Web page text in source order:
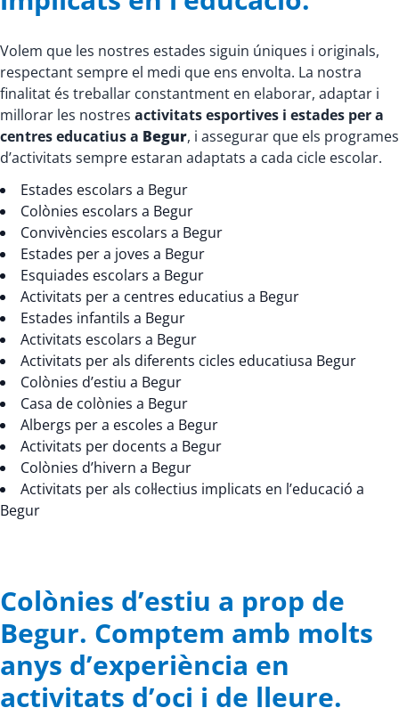
Volem que les nostres estades siguin úniques i originals,
respectant sempre el medi que ens envolta. La nostra
finalitat és treballar constantment en elaborar, adaptar i
millorar les nostres activitats esportives i estades per a
centres educatius a Begur, i assegurar que els programes
d’activitats sempre estaran adaptats a cada cicle escolar.
Estades escolars a Begur
Colònies escolars a Begur
Convivències escolars a Begur
Estades per a joves a Begur
Esquiades escolars a Begur
Activitats per a centres educatius a Begur
Estades infantils a Begur
Activitats escolars a Begur
Activitats per als diferents cicles educatiusa Begur
Colònies d’estiu a Begur
Casa de colònies a Begur
Albergs per a escoles a Begur
Activitats per docents a Begur
Colònies d’hivern a Begur
Activitats per als col·lectius implicats en l’educació a
Begur
Colònies d’estiu a prop de
Begur. Comptem amb molts
anys d’experiència en
activitats d’oci i de lleure.